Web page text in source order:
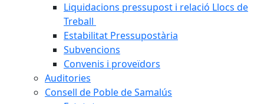
Liquidacions pressupost i relació Llocs de
Treball
Estabilitat Pressupostària
Subvencions
Convenis i proveïdors
Auditories
Consell de Poble de Samalús